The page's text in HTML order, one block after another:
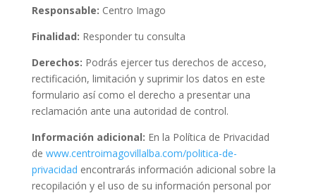
Responsable: Centro Imago
Finalidad: Responder tu consulta
Derechos: Podrás ejercer tus derechos de acceso,
rectificación, limitación y suprimir los datos en este
formulario así como el derecho a presentar una
reclamación ante una autoridad de control.
Información adicional: En la Política de Privacidad
de www.centroimagovillalba.com/politica-de-
privacidad encontrarás información adicional sobre la
recopilación y el uso de su información personal por